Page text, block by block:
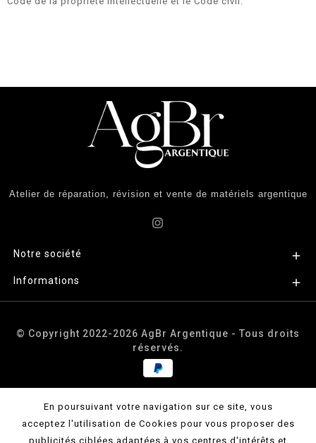
Atelier de réparation, révision et vente de matériels argentique
Notre société 
Informations 
© Copyright 2022-2026 AgBr Argentique - Tous droits
réservés.
En poursuivant votre navigation sur ce site, vous
acceptez l'utilisation de Cookies pour vous proposer des
publicités ciblées adaptées à vos centres d'intérêts et